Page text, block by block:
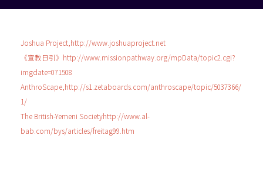
Joshua Project,http://www.joshuaproject.net
《宣教日引》http://www.missionpathway.org/mpData/topic2.cgi?
imgdate=071508
AnthroScape,http://s1.zetaboards.com/anthroscape/topic/5037366/
1/
The British-Yemeni Societyhttp://www.al-
bab.com/bys/articles/freitag99.htm